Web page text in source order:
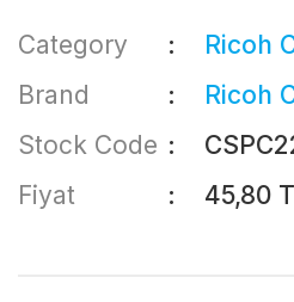
Category
Ricoh
Brand
Ricoh
Stock Code
Fiyat
45,80